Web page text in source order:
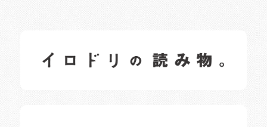
日常の様子など随時更新中です。